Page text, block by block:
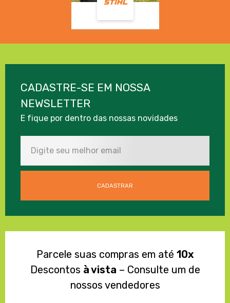
CADASTRE-SE EM NOSSA
NEWSLETTER
E fique por dentro das nossas novidades
Parcele suas compras em até 10x
Descontos à vista – Consulte um de
nossos vendedores